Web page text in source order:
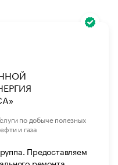
по добыче полезных
и газа
Предоставляем